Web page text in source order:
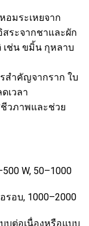
อมระเหยจาก
ระจากชาและผัก
เช่น ขมิ้น กุหลาบ
สำคัญจากราก ใบ
เวลา
วภาพและช่วย
W, 50–1000
รอบ, 1000–2000
บต่อเนื่องหรือแบบ